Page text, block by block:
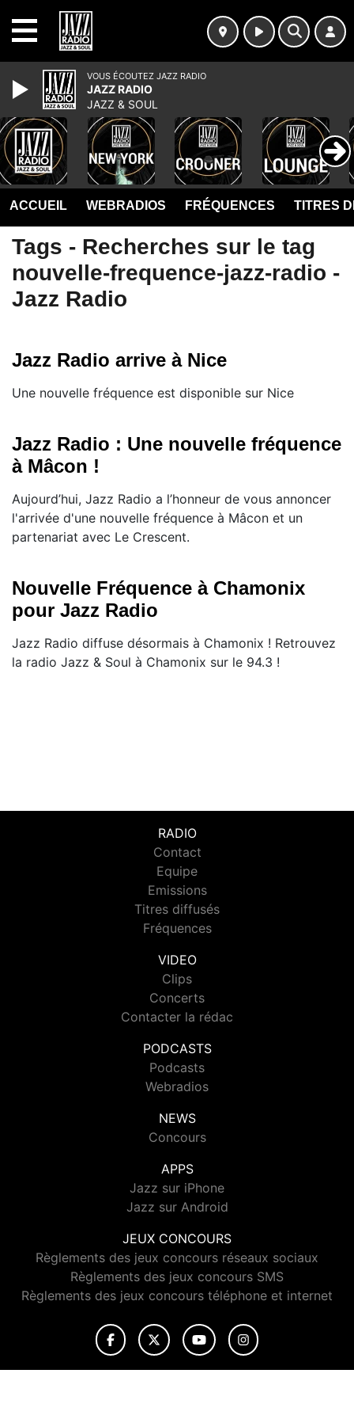
ACCUEIL WEBRADIOS FRÉQUENCES TITRES
Tags - Recherches sur le tag
nouvelle-frequence-jazz-radio -
Jazz Radio
Jazz Radio arrive à Nice
Une nouvelle fréquence est disponible sur Nice
Jazz Radio : Une nouvelle fréquence
à Mâcon !
Aujourd’hui, Jazz Radio a l’honneur de vous annoncer
l'arrivée d'une nouvelle fréquence à Mâcon et un
partenariat avec Le Crescent.
Nouvelle Fréquence à Chamonix
pour Jazz Radio
Jazz Radio diffuse désormais à Chamonix ! Retrouvez
la radio Jazz & Soul à Chamonix sur le 94.3 !
RADIO
Contact
Equipe
Emissions
Titres diffusés
Fréquences
VIDEO
Clips
Concerts
Contacter la rédac
PODCASTS
Podcasts
Webradios
NEWS
Concours
APPS
Jazz sur iPhone
Jazz sur Android
JEUX CONCOURS
Règlements des jeux concours réseaux sociaux
Règlements des jeux concours SMS
Règlements des jeux concours téléphone et internet
VOUS ÉCOUTEZ JAZZ RADIO
JAZZ RADIO
JAZZ & SOUL